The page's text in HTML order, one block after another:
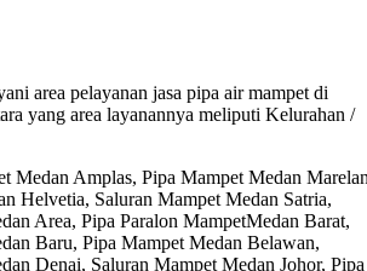
area pelayanan jasa pipa air mampet di
yang area layanannya meliputi Kelurahan /
Medan Amplas, Pipa Mampet Medan
Helvetia, Saluran Mampet Medan Satria,
Area, Pipa Paralon MampetMedan Barat,
Baru, Pipa Mampet Medan Belawan,
Denai, Saluran Mampet Medan Johor, Pipa